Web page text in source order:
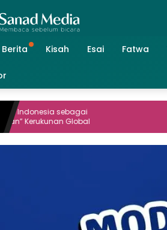
Berita Kisah Esai Fatwa
sebagai
Global